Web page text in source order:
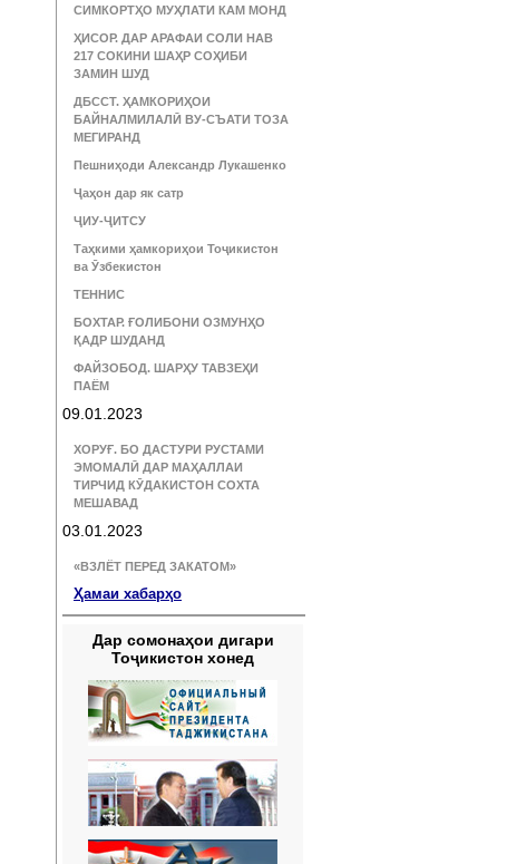
СИМКОРТҲО МУҲЛАТИ КАМ МОНД
ҲИСОР. ДАР АРАФАИ СОЛИ НАВ
217 СОКИНИ ШАҲР СОҲИБИ
ЗАМИН ШУД
ДБССТ. ҲАМКОРИҲОИ
БАЙНАЛМИЛАЛӢ ВУ-СЪАТИ ТОЗА
МЕГИРАНД
Пешниҳоди Александр Лукашенко
Ҷаҳон дар як сатр
ҶИУ-ҶИТСУ
Таҳкими ҳамкориҳои Тоҷикистон
ва Ӯзбекистон
ТЕННИС
БОХТАР. ҒОЛИБОНИ ОЗМУНҲО
ҚАДР ШУДАНД
ФАЙЗОБОД. ШАРҲУ ТАВЗЕҲИ
ПАЁМ
09.01.2023
ХОРУҒ. БО ДАСТУРИ РУСТАМИ
ЭМОМАЛӢ ДАР МАҲАЛЛАИ
ТИРЧИД КӮДАКИСТОН СОХТА
МЕШАВАД
03.01.2023
«ВЗЛЁТ ПЕРЕД ЗАКАТОМ»
Ҳамаи хабарҳо
Дар сомонаҳои дигари
Тоҷикистон хонед